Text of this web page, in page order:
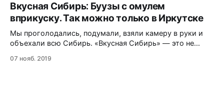
Вкусная Сибирь: Буузы с омулем
вприкуску. Так можно только в Иркутске
Мы проголодались, подумали, взяли камеру в руки и
объехали всю Сибирь. «Вкусная Сибирь» — это не
Сибирь — она разная. А каждый регион — отдельный
07 нояб. 2019